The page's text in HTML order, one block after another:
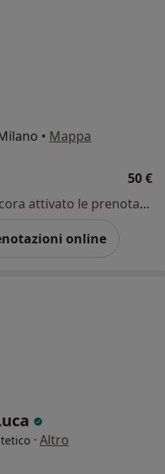
• Mappa
50 €
Questo dottore non ha ancora attivato le prenotazioni online presso questo indirizzo.
online
· Altro